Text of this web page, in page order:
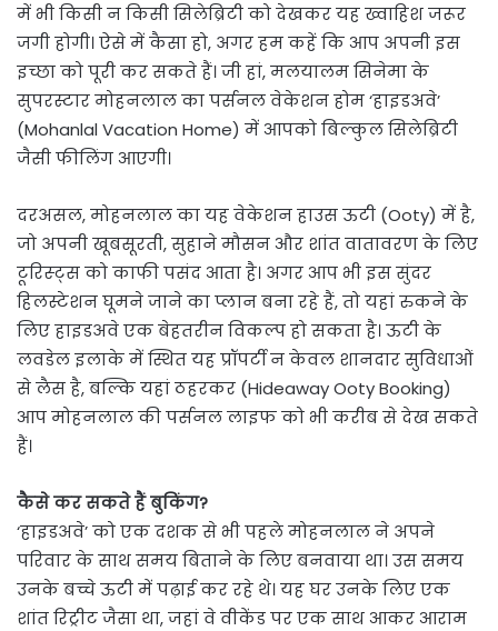
में भी किसी न किसी सिलेब्रिटी को देखकर यह ख्वाहिश जरूर
जगी होगी। ऐसे में कैसा हो, अगर हम कहें कि आप अपनी इस
इच्छा को पूरी कर सकते हैं। जी हां, मलयालम सिनेमा के
सुपरस्टार मोहनलाल का पर्सनल वेकेशन होम ‘हाइडअवे’
(Mohanlal Vacation Home) में आपको बिल्कुल सिलेब्रिटी
जैसी फीलिंग आएगी।
दरअसल, मोहनलाल का यह वेकेशन हाउस ऊटी (Ooty) में है,
जो अपनी खूबसूरती, सुहाने मौसन और शांत वातावरण के लिए
टूरिस्ट्स को काफी पसंद आता है। अगर आप भी इस सुंदर
हिलस्टेशन घूमने जाने का प्लान बना रहे हैं, तो यहां रुकने के
लिए हाइडअवे एक बेहतरीन विकल्प हो सकता है। ऊटी के
लवडेल इलाके में स्थित यह प्रॉपर्टी न केवल शानदार सुविधाओं
से लैस है, बल्कि यहां ठहरकर (Hideaway Ooty Booking)
आप मोहनलाल की पर्सनल लाइफ को भी करीब से देख सकते
हैं।
कैसे कर सकते हैं बुकिंग?
‘हाइडअवे’ को एक दशक से भी पहले मोहनलाल ने अपने
परिवार के साथ समय बिताने के लिए बनवाया था। उस समय
उनके बच्चे ऊटी में पढ़ाई कर रहे थे। यह घर उनके लिए एक
शांत रिट्रीट जैसा था, जहां वे वीकेंड पर एक साथ आकर आराम